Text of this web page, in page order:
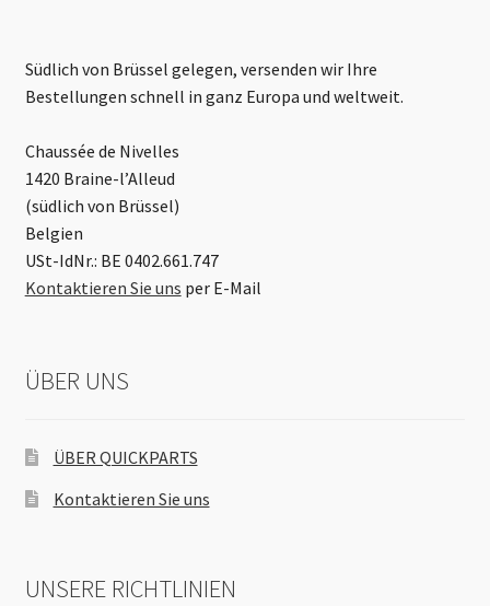
Südlich von Brüssel gelegen, versenden wir Ihre
Bestellungen schnell in ganz Europa und weltweit.
Chaussée de Nivelles
1420 Braine-l’Alleud
(südlich von Brüssel)
Belgien
USt-IdNr.: BE 0402.661.747
Kontaktieren Sie uns per E-Mail
ÜBER UNS
ÜBER QUICKPARTS
Kontaktieren Sie uns
UNSERE RICHTLINIEN